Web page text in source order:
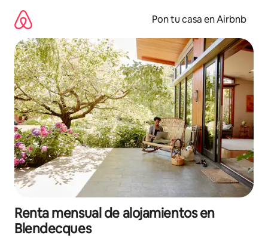
contenido
Pon tu casa en Airbnb
Renta mensual de alojamientos en
Blendecques